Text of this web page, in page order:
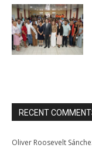
RECENT
Oliver Roosevelt